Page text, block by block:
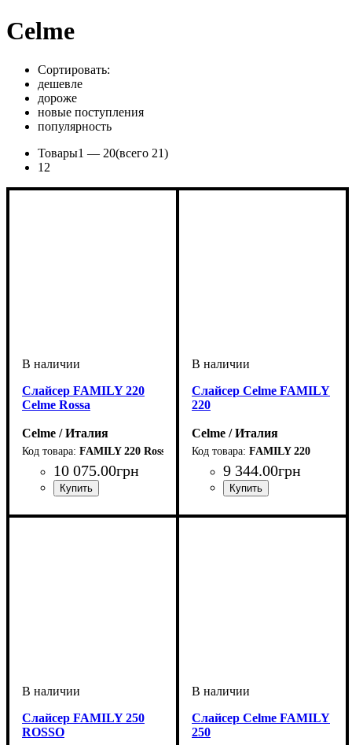
Celme
Сортировать:
дешевле
дороже
новые поступления
популярность
Товары1 — 20(всего 21)
1 2
Слайсер FAMILY 220
Celme Rossa
Celme / Италия
FAMILY 220 Rossa
10 075.00грн
Слайсер Celme FAMILY
220
Celme / Италия
FAMILY 220
9 344.00грн
Слайсер FAMILY 250
ROSSO
Слайсер Celme FAMILY
250